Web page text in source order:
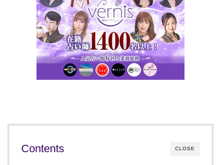
CLOSE
Contents